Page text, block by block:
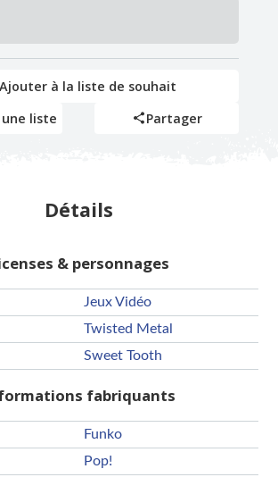
Ajouter à la liste de souhait
liste
Partager
Détails
& personnages
Jeux Vidéo
Twisted Metal
Sweet Tooth
fabriquants
Funko
Pop!